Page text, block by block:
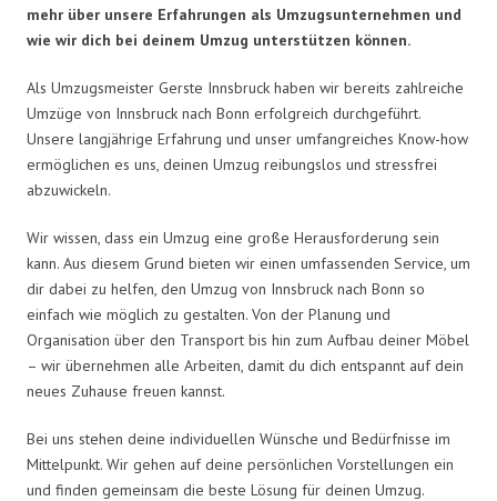
mehr über unsere Erfahrungen als Umzugsunternehmen und
wie wir dich bei deinem Umzug unterstützen können.
Als Umzugsmeister Gerste Innsbruck haben wir bereits zahlreiche
Umzüge von Innsbruck nach Bonn erfolgreich durchgeführt.
Unsere langjährige Erfahrung und unser umfangreiches Know-how
ermöglichen es uns, deinen Umzug reibungslos und stressfrei
abzuwickeln.
Wir wissen, dass ein Umzug eine große Herausforderung sein
kann. Aus diesem Grund bieten wir einen umfassenden Service, um
dir dabei zu helfen, den Umzug von Innsbruck nach Bonn so
einfach wie möglich zu gestalten. Von der Planung und
Organisation über den Transport bis hin zum Aufbau deiner Möbel
– wir übernehmen alle Arbeiten, damit du dich entspannt auf dein
neues Zuhause freuen kannst.
Bei uns stehen deine individuellen Wünsche und Bedürfnisse im
Mittelpunkt. Wir gehen auf deine persönlichen Vorstellungen ein
und finden gemeinsam die beste Lösung für deinen Umzug.